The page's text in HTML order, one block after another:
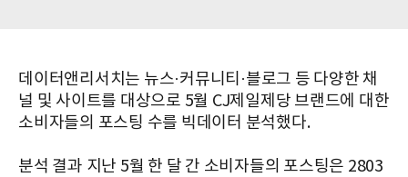
데이터앤리서치는 뉴스·커뮤니티·블로그 등 다양한 채
널 및 사이트를 대상으로 5월 CJ제일제당 브랜드에 대한
소비자들의 포스팅 수를 빅데이터 분석했다.
분석 결과 지난 5월 한 달 간 소비자들의 포스팅은 2803